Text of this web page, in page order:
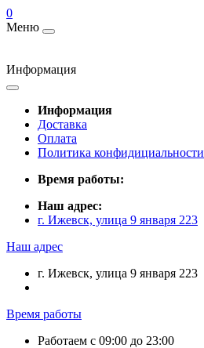
0
Меню
Информация
Информация
Доставка
Оплата
Политика конфидициальности
Время работы:
Наш адрес:
г. Ижевск, улица 9 января 223
Наш адрес
г. Ижевск, улица 9 января 223
Время работы
Работаем с 09:00 до 23:00